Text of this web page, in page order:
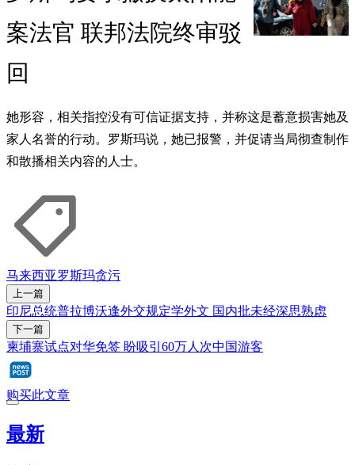
案法官 联邦法院终审驳
回
她形容，相关指控没有可信证据支持，并称这是蓄意损害她及
家人名誉的行动。罗斯玛说，她已报警，并促请当局彻查制作
和散播相关内容的人士。
马来西亚罗斯玛贪污
上一篇
印尼总统普拉博沃逢外交规定学外文 国内批未经深思熟虑
下一篇
柬埔寨试点对华免签 盼吸引60万人次中国游客
购买此文章
最新